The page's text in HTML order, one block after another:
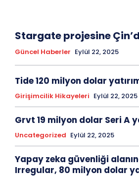
Stargate projesine
Güncel Haberler Eylül 22, 2025
Tide 120 milyon dolar
Girişimcilik Hikayeleri Eylül 22, 2025
Grvt 19 milyon dolar Seri A
Uncategorized Eylül 22, 2025
Yapay zeka güvenliği
Irregular, 80 milyon dolar